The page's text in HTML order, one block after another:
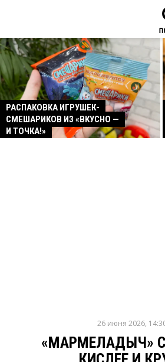
РАСПАКОВКА ИГРУШЕК-
СМЕШАРИКОВ ИЗ «ВКУСНО —
И ТОЧКА!»
26 июня 2026,
«МАРМЕЛАДЫЧ»